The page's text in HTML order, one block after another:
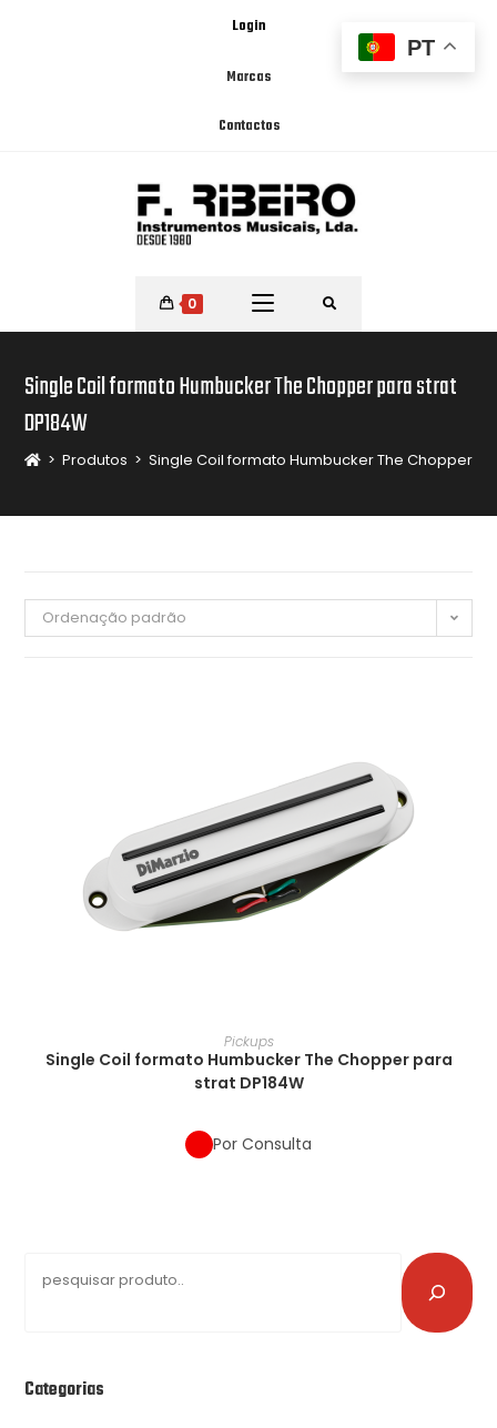
Login
Marcas
Contactos
0
Single Coil formato Humbucker The Chopper para strat
DP184W
> Produtos > Single Coil formato Humbucker The Chopper
Ordenação padrão
Pickups
Single Coil formato Humbucker The Chopper para
strat DP184W
Por Consulta
Categorias
PT